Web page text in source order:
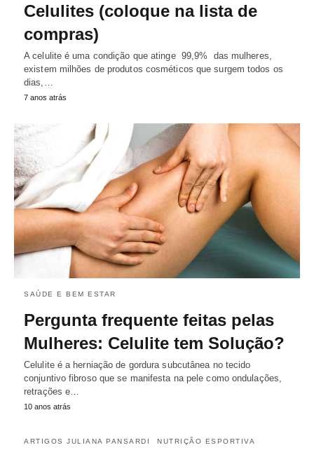
Celulites (coloque na lista de
compras)
A celulite é uma condição que atinge 99,9% das mulheres,
existem milhões de produtos cosméticos que surgem todos os
dias,…
7 anos atrás
SAÚDE E BEM ESTAR
Pergunta frequente feitas pelas
Mulheres: Celulite tem Solução?
Celulite é a herniação de gordura subcutânea no tecido
conjuntivo fibroso que se manifesta na pele como ondulações,
retrações e…
10 anos atrás
ARTIGOS JULIANA PANSARDI NUTRIÇÃO ESPORTIVA